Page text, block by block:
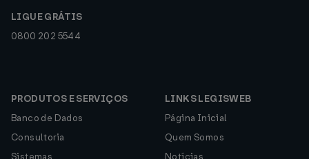
LIGUE GRÁTIS
0800 202 5544
PRODUTOS E SERVIÇOS
Banco de Dados
Consultoria
Sistemas
LINKS LEGISWEB
Página Inicial
Quem Somos
Notícias